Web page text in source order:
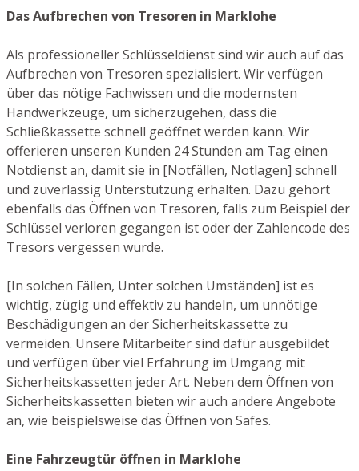
Das Aufbrechen von Tresoren in Marklohe
Als professioneller Schlüsseldienst sind wir auch auf das
Aufbrechen von Tresoren spezialisiert. Wir verfügen
über das nötige Fachwissen und die modernsten
Handwerkzeuge, um sicherzugehen, dass die
Schließkassette schnell geöffnet werden kann. Wir
offerieren unseren Kunden 24 Stunden am Tag einen
Notdienst an, damit sie in [Notfällen, Notlagen] schnell
und zuverlässig Unterstützung erhalten. Dazu gehört
ebenfalls das Öffnen von Tresoren, falls zum Beispiel der
Schlüssel verloren gegangen ist oder der Zahlencode des
Tresors vergessen wurde.
[In solchen Fällen, Unter solchen Umständen] ist es
wichtig, zügig und effektiv zu handeln, um unnötige
Beschädigungen an der Sicherheitskassette zu
vermeiden. Unsere Mitarbeiter sind dafür ausgebildet
und verfügen über viel Erfahrung im Umgang mit
Sicherheitskassetten jeder Art. Neben dem Öffnen von
Sicherheitskassetten bieten wir auch andere Angebote
an, wie beispielsweise das Öffnen von Safes.
Eine Fahrzeugtür öffnen in Marklohe